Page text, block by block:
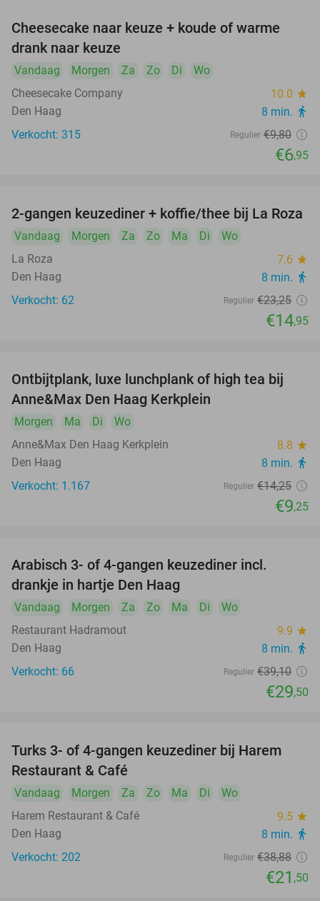
29%
Cheesecake naar keuze + koude of warme
drank naar keuze
Vandaag Morgen Za Zo Di
Wo
Cheesecake Company
10.0 star
Den Haag 8 min. directions_walk
Verkocht: 315 Regulier €9,80
€6,95
36%
2-gangen keuzediner + koffie/thee bij La Roza
Vandaag Morgen Za Zo Ma Di
Wo
La Roza
7.6 star
Den Haag 8 min. directions_walk
Verkocht: 62 Regulier €23,25
€14,95
35%
Ontbijtplank, luxe lunchplank of high tea bij
Anne&Max Den Haag Kerkplein
Morgen Ma Di
Wo
Anne&Max Den Haag Kerkplein
8.8 star
Den Haag 8 min. directions_walk
Verkocht: 1.167 Regulier €14,25
€9,25
Arabisch 3- of 4-gangen keuzediner incl.
drankje in hartje Den Haag
Vandaag Morgen Za Zo Ma Di
Wo
Restaurant Hadramout
9.9 star
Den Haag 8 min. directions_walk
Verkocht: 66 Regulier €39,10
€29,50
45%
Turks 3- of 4-gangen keuzediner bij Harem
Restaurant & Café
Vandaag Morgen Za Zo Ma Di
Wo
Harem Restaurant & Café
9.5 star
Den Haag 8 min. directions_walk
Verkocht: 202 Regulier €38,88
€21 ,50